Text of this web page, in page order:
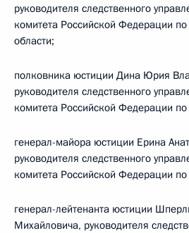
руководителя следственного
комитета Российской Федерации
области;
полковника юстиции Дина Юрия
руководителя следственного
комитета Российской Федерации по
генерал-майора юстиции Ерина
руководителя следственного
комитета Российской Федерации по
генерал-лейтенанта юстиции
Михайловича, руководителя